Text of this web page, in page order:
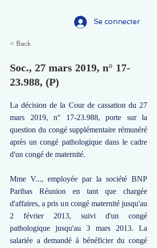
Se connecter
< Back
Soc., 27 mars 2019, n° 17-
23.988, (P)
La décision de la Cour de cassation du 27
mars 2019, n° 17-23.988, porte sur la
question du congé supplémentaire rémunéré
après un congé pathologique dans le cadre
d'un congé de maternité.
Mme V..., employée par la société BNP
Paribas Réunion en tant que chargée
d'affaires, a pris un congé maternité jusqu'au
2 février 2013, suivi d'un congé
pathologique jusqu'au 3 mars 2013. La
salariée a demandé à bénéficier du congé